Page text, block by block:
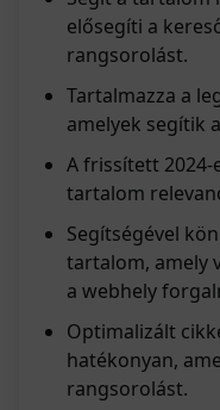
elősegíti a
rangsorolást.
Tartalmazza a
amelyek segítik
A frissített 2024-
tartalom
Segítségével
tartalom, amely
a webhely
Optimalizált
hatékonyan,
rangsorolást.